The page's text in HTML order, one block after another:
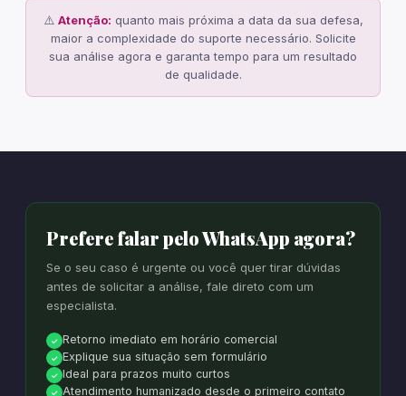
⚠️ Atenção: quanto mais próxima a data da sua defesa,
maior a complexidade do suporte necessário. Solicite
sua análise agora e garanta tempo para um resultado
de qualidade.
Prefere falar pelo WhatsApp agora?
Se o seu caso é urgente ou você quer tirar dúvidas
antes de solicitar a análise, fale direto com um
especialista.
✓ Retorno imediato em horário comercial
✓ Explique sua situação sem formulário
✓ Ideal para prazos muito curtos
✓ Atendimento humanizado desde o primeiro contato